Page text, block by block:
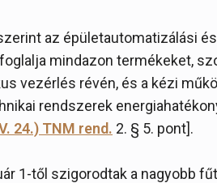
az épületautomatizálási
mindazon termékeket,
vezérlés révén, és a kézi
rendszerek
24.) TNM rend. 2. § 5. pont].
1-től szigorodtak a nagyobb